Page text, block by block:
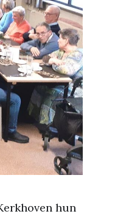
hun